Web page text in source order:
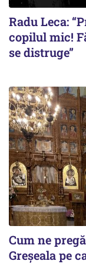
Radu Leca:
copilul mic!
se distruge”
Cum ne
Greșeala pe